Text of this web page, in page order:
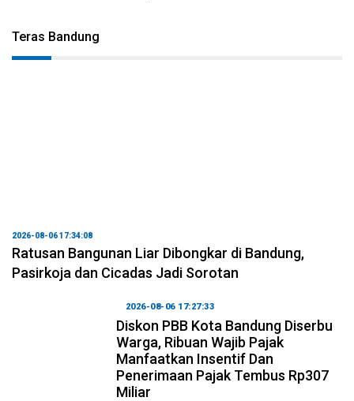
Teras Bandung
2026-08-06 17:34:08
Ratusan Bangunan Liar Dibongkar di Bandung,
Pasirkoja dan Cicadas Jadi Sorotan
2026-08-06 17:27:33
Diskon PBB Kota Bandung Diserbu
Warga, Ribuan Wajib Pajak
Manfaatkan Insentif Dan
Penerimaan Pajak Tembus Rp307
Miliar